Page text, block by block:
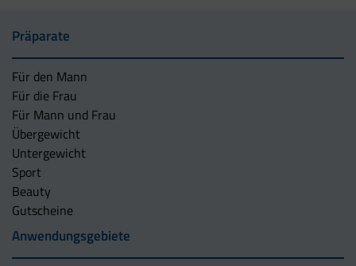
Präparate
Für den Mann
Für die Frau
Für Mann und Frau
Übergewicht
Untergewicht
Sport
Beauty
Gutscheine
Anwendungsgebiete